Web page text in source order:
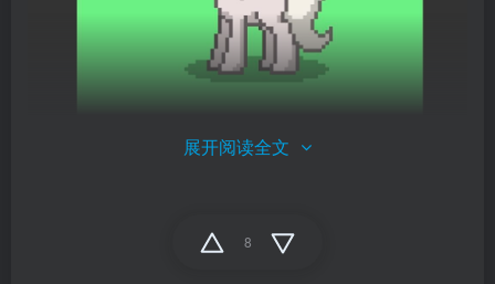
展开阅读全文
8